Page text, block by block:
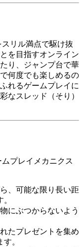
リル満点で駆け抜
を目指すオンライン
り、ジャンプ台で華
何度でも楽しめるの
れるゲームプレイに
なスレッド（そり）
プレイメカニクス
、可能な限り長い距
にぶつからないよう
たプレゼントを集め
。